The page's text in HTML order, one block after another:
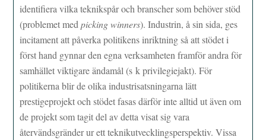
identifiera vilka teknikspår och branscher som behöver stöd
(problemet medpicking winners). Industrin, å sin sida, ges
incitament att påverka politikens inriktning så att stödet i
först hand gynnar den egna verksamheten framför andra för
samhället viktigare ändamål (s k privilegiejakt). För
politikerna blir de olika industrisatsningarna lätt
prestigeprojekt och stödet fasas därför inte alltid ut även om
de projekt som tagit del av detta visat sig vara
återvändsgränder ur ett teknikutvecklingsperspektiv. Vissa